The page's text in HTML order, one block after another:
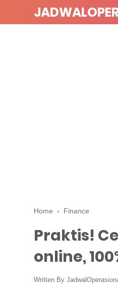
Home › Finance
Praktis!
online,
Written By